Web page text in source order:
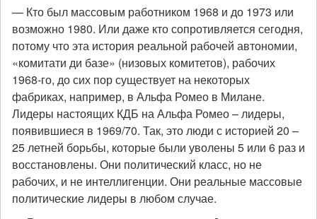
— Кто был массовым работником 1968 и до 1973 или
возможно 1980. Или даже кто сопротивляется сегодня,
потому что эта история реальной рабочей автономии,
«комитати ди базе» (низовых комитетов), рабочих
1968-го, до сих пор существует на некоторых
фабриках, например, в Альфа Ромео в Милане.
Лидеры настоящих КДБ на Альфа Ромео – лидеры,
появившиеся в 1969/70. Так, это люди с историей 20 –
25 летней борьбы, которые были уволены 5 или 6 раз и
восстановлены. Они политический класс, но не
рабочих, и не интеллигенции. Они реальные массовые
политические лидеры в любом случае.